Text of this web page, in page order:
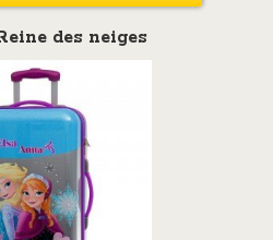
des neiges